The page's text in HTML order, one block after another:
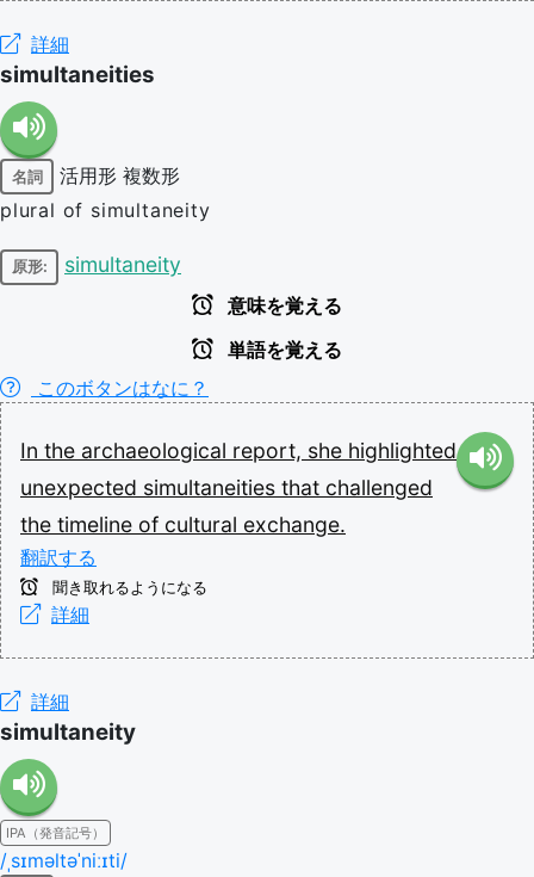
詳細
simultaneities
名詞 活用形 複数形
plural of simultaneity
原形: simultaneity
意味を覚える
単語を覚える
このボタンはなに？
In the archaeological report, she highlighted
unexpected simultaneities that challenged
the timeline of cultural exchange.
翻訳する
聞き取れるようになる
詳細
詳細
simultaneity
IPA（発音記号）
/ˌsɪməltəˈniːɪti/